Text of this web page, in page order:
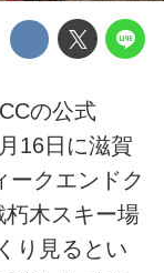
の公式
16日に滋賀
ークエンドク
朽木スキー場
り見るとい